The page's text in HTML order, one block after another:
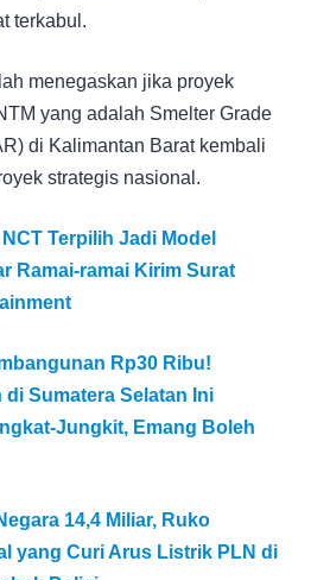
terkabul.
menegaskan jika proyek
yang adalah Smelter Grade
di Kalimantan Barat kembali
strategis nasional.
Terpilih Jadi Model
Ramai-ramai Kirim Surat
Rp30 Ribu!
Sumatera Selatan Ini
Jungkit, Emang Boleh
14,4 Miliar, Ruko
yang Curi Arus Listrik PLN di